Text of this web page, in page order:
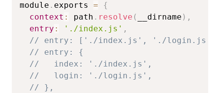
module . exports =
{
context : path . resolve ( __dirname ) ,
entry : './index.js' ,
// entry: ['./index.js', './
// entry: {
//   index: './index.js',
//   login: './login.js',
// },